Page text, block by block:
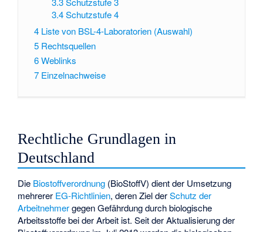
3.4 Schutzstufe 4
4 Liste von BSL-4-Laboratorien (Auswahl)
5 Rechtsquellen
6Weblinks
7 Einzelnachweise
Rechtliche Grundlagen in
Deutschland
Die Biostoffverordnung (BioStoffV) dient der Umsetzung
mehrerer EG-Richtlinien, deren Ziel derSchutz der
Arbeitnehmergegen Gefährdung durch biologische
Arbeitsstoffe bei der Arbeit ist. Seit der Aktualisierung der